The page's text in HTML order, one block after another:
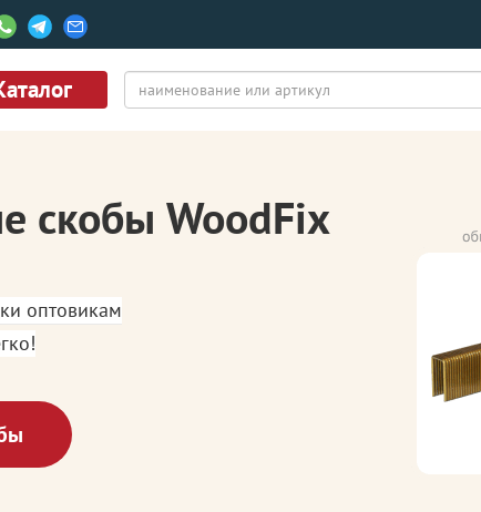
скобы WoodFix
оптовикам